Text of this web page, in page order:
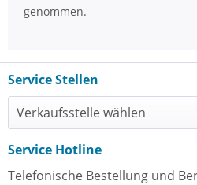
genommen.
Service Stellen
Service Hotline
Telefonische Bestellung und